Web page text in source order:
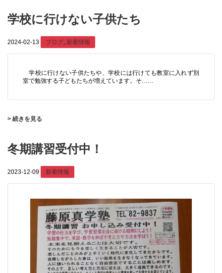
学校に行けない子供たち
2024-02-13 ブログ, 新着情報
学校に行けない子供たちや、学校には行けても教室に入れず別
室で勉強する子どもたちが増えています。そ……
> 続きを見る
冬期講習受付中！
2023-12-09 新着情報